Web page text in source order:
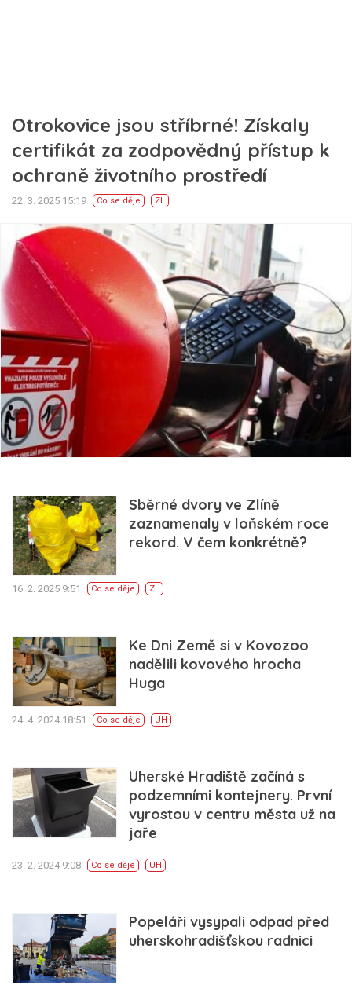
Otrokovice jsou stříbrné! Získaly
certifikát za zodpovědný přístup k
ochraně životního prostředí
22. 3. 2025 15:19 Co se děje ZL
Sběrné dvory ve Zlíně
zaznamenaly v loňském roce
rekord. V čem konkrétně?
16. 2. 2025 9:51 Co se děje ZL
Ke Dni Země si v Kovozoo
nadělili kovového hrocha
Huga
24. 4. 2024 18:51 Co se děje UH
Uherské Hradiště začíná s
podzemními kontejnery. První
vyrostou v centru města už na
jaře
23. 2. 2024 9:08 Co se děje UH
Popeláři vysypali odpad před
uherskohradišťskou radnici